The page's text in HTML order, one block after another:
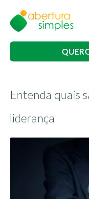
Entenda quais
liderança